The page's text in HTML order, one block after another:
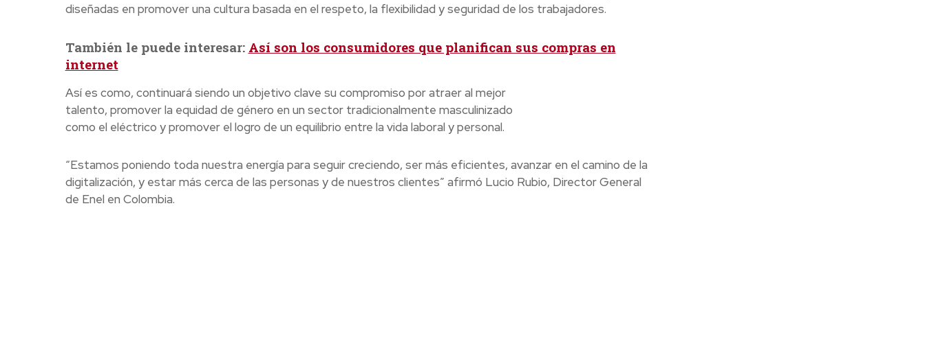
diseñadas en promover una cultura basada en el respeto, la flexibilidad y seguridad de los trabajadores.
También le puede interesar: Así son los consumidores que planifican sus compras en
internet
Así es como, continuará siendo un objetivo clave su compromiso por atraer al mejor
talento, promover la equidad de género en un sector tradicionalmente masculinizado
como el eléctrico y promover el logro de un equilibrio entre la vida laboral y personal.
“Estamos poniendo toda nuestra energía para seguir creciendo, ser más eficientes, avanzar en el camino de la
digitalización, y estar más cerca de las personas y de nuestros clientes” afirmó Lucio Rubio, Director General
de Enel en Colombia.